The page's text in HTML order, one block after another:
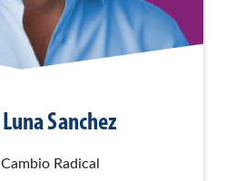
Luna Sanchez
Cambio Radical